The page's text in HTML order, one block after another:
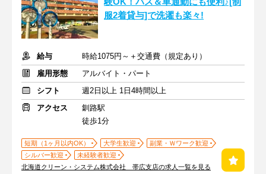
服2着貸与]で洗濯も楽々!
給与
時給1075円～＋交通費（規定あり）
雇用形態
アルバイト・パート
シフト
週2日以上 1日4時間以上
アクセス
釧路駅
徒歩1分
短期（1ヶ月以内OK） 大学生歓迎
副業・Ｗワーク歓迎
シルバー歓迎
未経験者歓迎
北海道クリーン・システム株式会社 帯広支店の求人一覧を見る